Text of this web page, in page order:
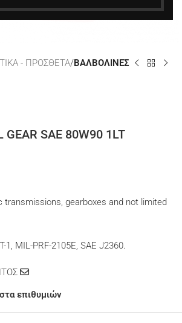
μεγέθυνση
- ΠΡΟΣΘΕΤΑ ΒΑΛΒΟΛΙΝΕΣ
GEAR SAE 80W90 1LT
transmissions, gearboxes and not limited
1, MIL-PRF-2105E, SAE J2360.
επιθυμιών